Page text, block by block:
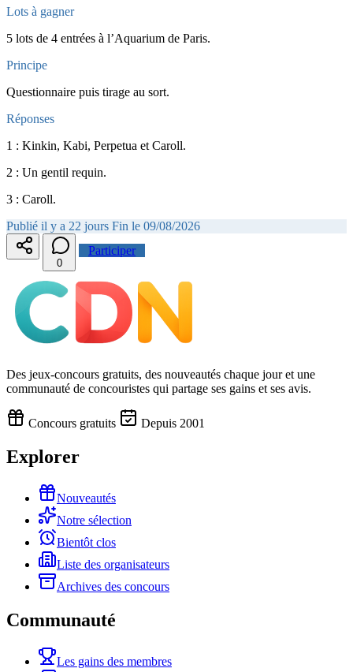
Lots à gagner
5 lots de 4 entrées à l’Aquarium de Paris.
Principe
Questionnaire puis tirage au sort.
Réponses
1 : Kinkin, Kabi, Perpetua et Caroll.
2 : Un gentil requin.
3 : Caroll.
Publié il y a 22 jours Fin le 09/08/2026
0
Participer
Des jeux-concours gratuits, des nouveautés chaque jour et une
communauté de concouristes qui partage ses gains et ses avis.
Concours gratuits Depuis 2001
Explorer
Nouveautés
Notre sélection
Bientôt clos
Liste des organisateurs
Archives des concours
Communauté
Les gains des membres